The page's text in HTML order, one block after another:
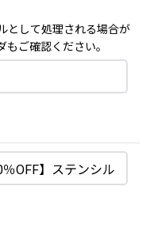
として処理される場合が
ご確認ください。